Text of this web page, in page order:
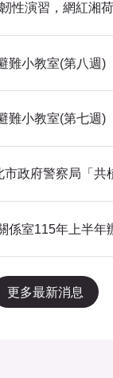
性演習，網紅湘
難小教室(第八週)
難小教室(第七週)
更多最新消息